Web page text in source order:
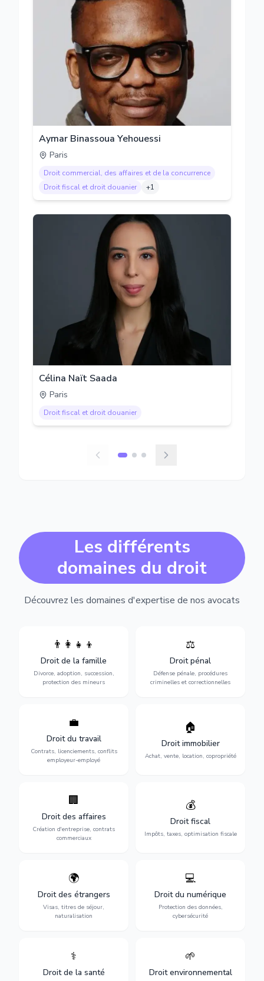
Aymar Binassoua Yehouessi
Paris
Droit commercial, des affaires et de la concurrence
Droit fiscal et droit douanier
+1
Célina Naït Saada
Paris
Droit fiscal et droit douanier
Les différents
domaines du droit
Découvrez les domaines d'expertise de nos avocats
👨‍👩‍👧‍👦
Droit de la famille
Divorce, adoption, succession,
protection des mineurs
Divorce, garde d'enfants,
adoption, succession et
protection des personnes
vulnérables.
⚖️
Droit pénal
Défense pénale, procédures
criminelles et correctionnelles
Expertise en matière pénale,
vue jusqu'au procès, pour
toute affaire correctionnelle
ou criminelle.
💼
Droit du travail
Contrats, licenciements, conflits
employeur-employé
Protection de vos droits au
licenciements, harcèlement,
discrimination et conflits
avec l'employeur.
🏠
Droit immobilier
Achat, vente, location, copropriété
Sécurisation de vos projets
immobiliers : achat, vente,
location, construction et
gestion de copropriété.
🏢
Droit des affaires
Création d'entreprise, contrats
commerciaux
Accompagnement complet
création, contrats
commerciaux, concurrence
et litiges.
💰
Droit fiscal
Impôts, taxes, optimisation fiscale
Optimisation de votre
situation fiscale :
déclarations, contentieux,
contrôles fiscaux et
planification.
🌍
Droit des étrangers
Visas, titres de séjour,
naturalisation
Obtention de vos droits de
séjour : visas, cartes de
séjour, regroupement
familial et naturalisation.
💻
Droit du numérique
Protection des données,
cybersécurité
Protection de vos activités
numériques : RGPD,
cybersécurité, e-commerce
et propriété digitale.
⚕️
Droit de la santé
Défense de vos droits
médicales, responsabilité
🌱
Droit environnemental
Protection de
conformité